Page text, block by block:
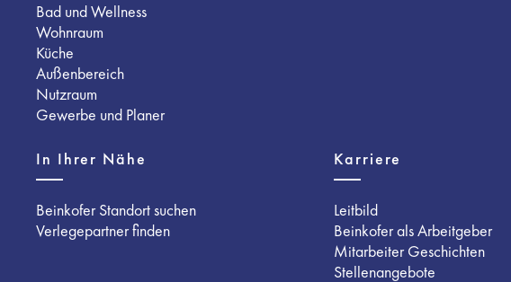
Bad und Wellness
Wohnraum
Küche
Außenbereich
Nutzraum
Gewerbe und Planer
In Ihrer Nähe
Beinkofer Standort suchen
Verlegepartner finden
Karriere
Leitbild
Beinkofer als Arbeitgeber
Mitarbeiter Geschichten
Stellenangebote